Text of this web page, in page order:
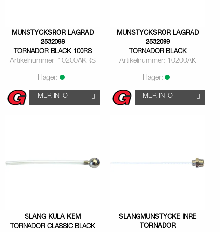
MUNSTYCKSRÖR LAGRAD
2532098
TORNADOR BLACK 100RS
Artikelnummer: 10200AKRS
I lager:
MER INFO
MUNSTYCKSRÖR LAGRAD
2532099
TORNADOR BLACK
Artikelnummer: 10200AK
I lager:
MER INFO
SLANG KULA KEM
TORNADOR CLASSIC BLACK
SLANGMUNSTYCKE INRE
TORNADOR